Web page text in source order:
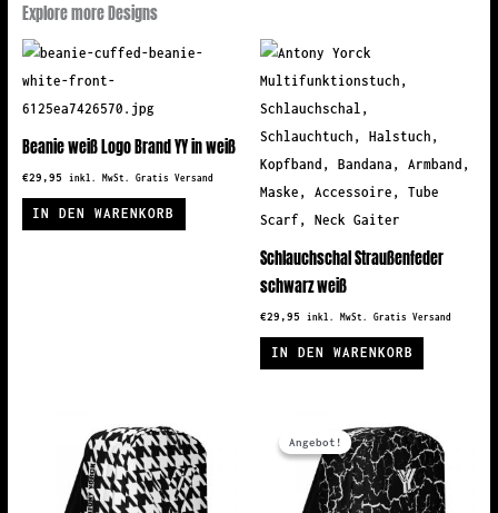
Explore more Designs
Beanie weiß Logo Brand YY in weiß
€29,95 inkl. MwSt. Gratis Versand
IN DEN WARENKORB
Schlauchschal Straußenfeder
schwarz weiß
€29,95 inkl. MwSt. Gratis Versand
IN DEN WARENKORB
Angebot!
Angebot!